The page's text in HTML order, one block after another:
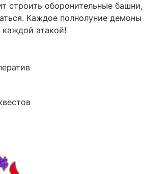
строить оборонительные башни,
Каждое полнолуние демоны
каждой атакой!